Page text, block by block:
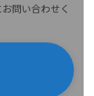
問い合わせく